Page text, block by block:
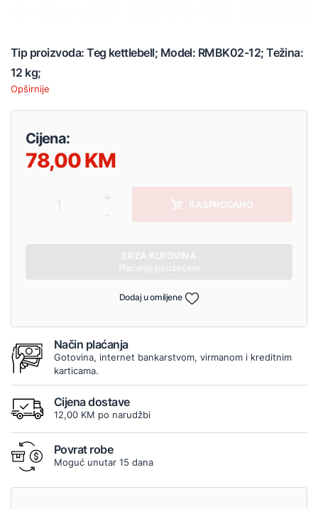
Tip proizvoda: Teg kettlebell; Model: RMBK02-12; Težina:
12 kg;
Opširnije
Cijena:
78,00
RASPRODANO
Dodaj u omiljene
Način plaćanja
Gotovina, internet bankarstvom, virmanom i kreditnim
karticama.
Cijena dostave
12,00 KM po narudžbi
Povrat robe
Moguć unutar 15 dana